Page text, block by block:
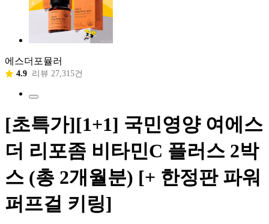
에스더포뮬러
4.9 리뷰 27,315건
[초특가][1+1] 국민영양 여에스
더 리포좀 비타민C 플러스 2박
스 (총 2개월분) [+ 한정판 파워
퍼프걸 키링]